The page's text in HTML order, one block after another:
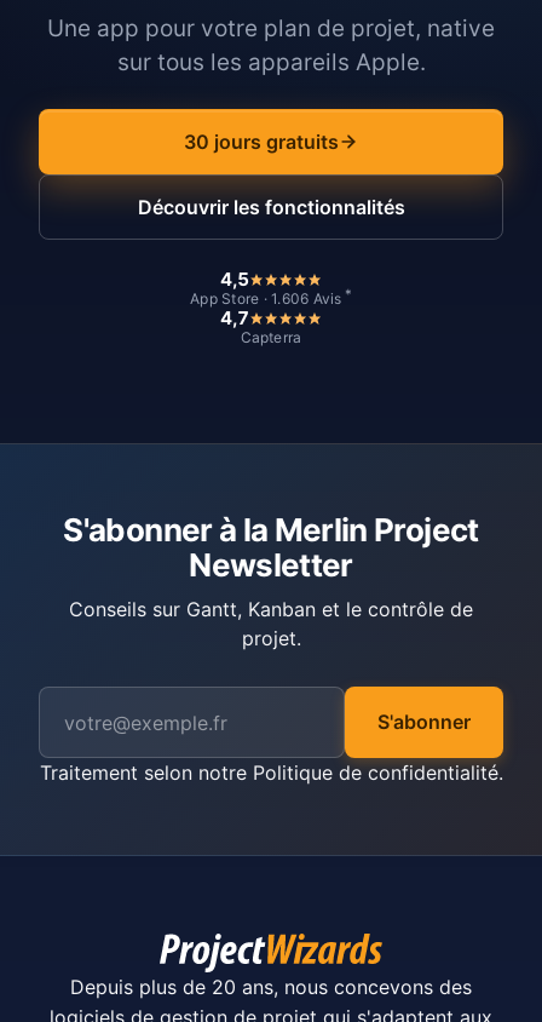
Une app pour votre plan de projet, native
sur tous les appareils Apple.
30 jours gratuits
Découvrir les fonctionnalités
4,5
App Store · 1.606 Avis *
4,7
Capterra
S'abonner à la Merlin Project
Newsletter
Conseils sur Gantt, Kanban et le contrôle de
projet.
S'abonner
Traitement selon notre Politique de confidentialité.
Depuis plus de 20 ans, nous concevons des
logiciels de gestion de projet qui s'adaptent aux